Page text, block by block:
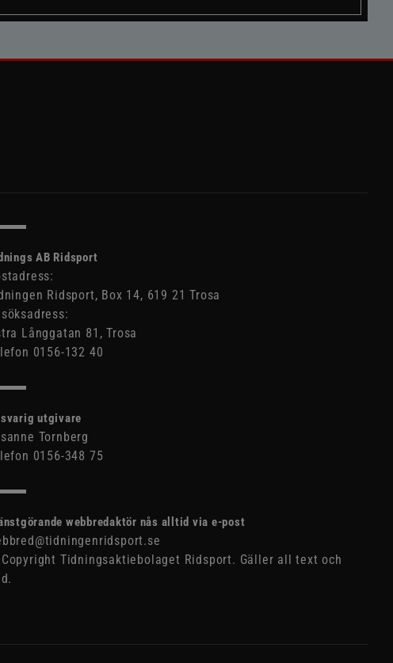
AB Ridsport
Ridsport, Box 14, 619 21 Trosa
Långgatan 81, Trosa
0156-132 40
utgivare
Tornberg
0156-348 75
webbredaktör nås alltid via e-post
Tidningsaktiebolaget Ridsport. Gäller all text och